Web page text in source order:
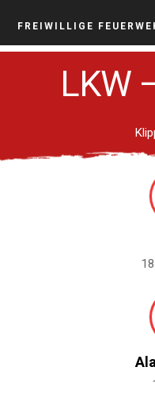
FREIWILLIGE
LKW